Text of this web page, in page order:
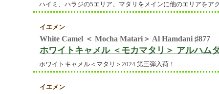
ハイミ、ハラジの5エリア。マタリをメインに他のエリアを
イエメン
White Camel ＜ Mocha Matari＞ Al Hamdani ♯877
ホワイトキャメル ＜モカマタリ＞ アルハム
ホワイトキャメル＜マタリ＞2024 第三弾入荷！
イエメン